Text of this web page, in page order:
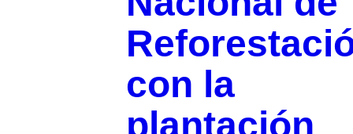
con la
plantación